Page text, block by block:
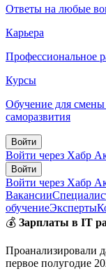
Ответы на любые
Карьера
Профессиональное
Курсы
Обучение для смены
саморазвития
Войти
Войти через Хабр
Войти
Войти через Хабр
Вакансии
обучениеЭксперты
💰 Зарплаты в IT
Проанализировали
первое полугодие